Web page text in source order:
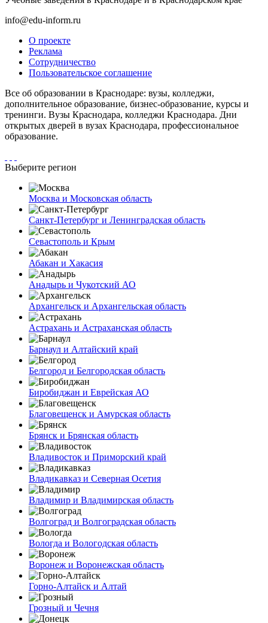
info@edu-inform.ru
О проекте
Реклама
Сотрудничество
Пользовательское соглашение
Все об образовании в Краснодаре: вузы, колледжи,
дополнительное образование, бизнес-образование, курсы и
тренинги. Вузы Краснодара, колледжи Краснодара. Дни
открытых дверей в вузах Краснодара, профессиональное
образование.
Выберите регион
Москва и Московская область
Санкт-Петербург и Ленинградская область
Севастополь и Крым
Абакан и Хакасия
Анадырь и Чукотский АО
Архангельск и Архангельская область
Астрахань и Астраханская область
Барнаул и Алтайский край
Белгород и Белгородская область
Биробиджан и Еврейская АО
Благовещенск и Амурская область
Брянск и Брянская область
Владивосток и Приморский край
Владикавказ и Северная Осетия
Владимир и Владимирская область
Волгоград и Волгоградская область
Вологда и Вологодская область
Воронеж и Воронежская область
Горно-Алтайск и Алтай
Грозный и Чечня